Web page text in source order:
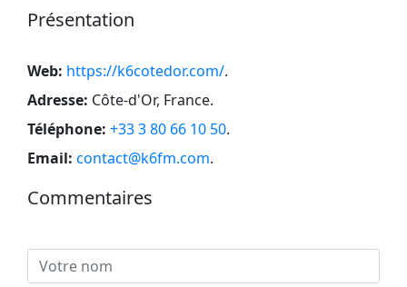
Présentation
Web: https://k6cotedor.com/.
Adresse: Côte-d'Or, France.
Téléphone: +33 3 80 66 10 50.
Email: contact@k6fm.com.
Commentaires